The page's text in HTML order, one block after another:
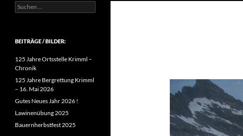
Suchen
nach:
BEITRÄGE / BILDER:
125 Jahre Ortsstelle Krimml –
Chronik
125 Jahre Bergrettung Krimml
– 16. Mai 2026
Gutes Neues Jahr 2026 !
Lawinenübung 2025
Bauernherbstfest 2025